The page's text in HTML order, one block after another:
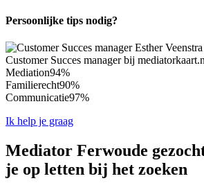
Persoonlijke tips nodig?
Customer Succes manager bij
Mediation94%
Familierecht90%
Communicatie97%
Ik help je graag
Mediator Ferwoude
je op letten bij het zoeken